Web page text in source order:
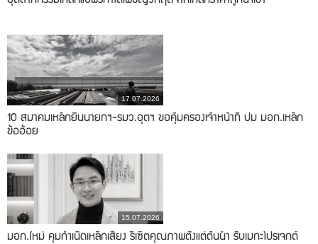
17.07.2026
10 สมาคมเหล็กยื่นนายกฯ-รมว.อุตฯ ขอคุ้มครองเจ้าหน้าที่ ปม มอก.เหล็ก
ข้ออ้อย
15.07.2026
มอก.ใหม่ คุมกำเนิดเหล็กเสี่ยง รีเซ็ตคุณภาพตั้งแต่ต้นน้ำ รับเมกะโปรเจกต์